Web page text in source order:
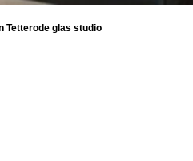
Tetterode glas studio